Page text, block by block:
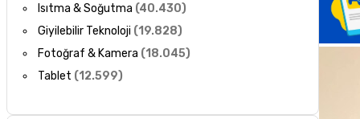
Isıtma & Soğutma (40.430)
Giyilebilir Teknoloji (19.828)
Fotoğraf & Kamera (18.045)
Tablet (12.599)